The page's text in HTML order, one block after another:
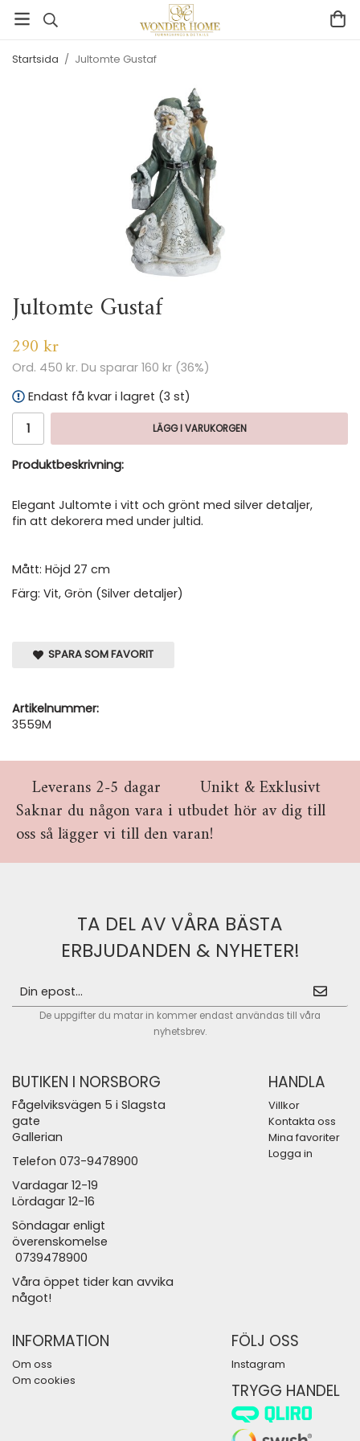
Startsida / Jultomte Gustaf
Jultomte Gustaf
290 kr
Ord. 450 kr. Du sparar 160 kr (36%)
Endast få kvar i lagret (3 st)
LÄGG I VARUKORGEN
Produktbeskrivning:
Elegant Jultomte i vitt och grönt med silver detaljer,
fin att dekorera med under jultid.
Mått: Höjd 27 cm
Färg: Vit, Grön (Silver detaljer)
SPARA SOM FAVORIT
Artikelnummer:
3559M
Leverans 2-5 dagar
Unikt & Exklusivt
Saknar du någon vara i utbudet hör av dig till
oss så lägger vi till den varan!
TA DEL AV VÅRA BÄSTA
ERBJUDANDEN & NYHETER!
De uppgifter du matar in kommer endast användas till våra
nyhetsbrev.
BUTIKEN I NORSBORG
Fågelviksvägen 5 i Slagsta
gate
Gallerian
Telefon 073-9478900
Vardagar 12-19
Lördagar 12-16
Söndagar enligt
överenskomelse
0739478900
Våra öppet tider kan avvika
något!
HANDLA
Villkor
Kontakta oss
Mina favoriter
Logga in
INFORMATION
Om oss
Om cookies
FÖLJ OSS
Instagram
TRYGG HANDEL